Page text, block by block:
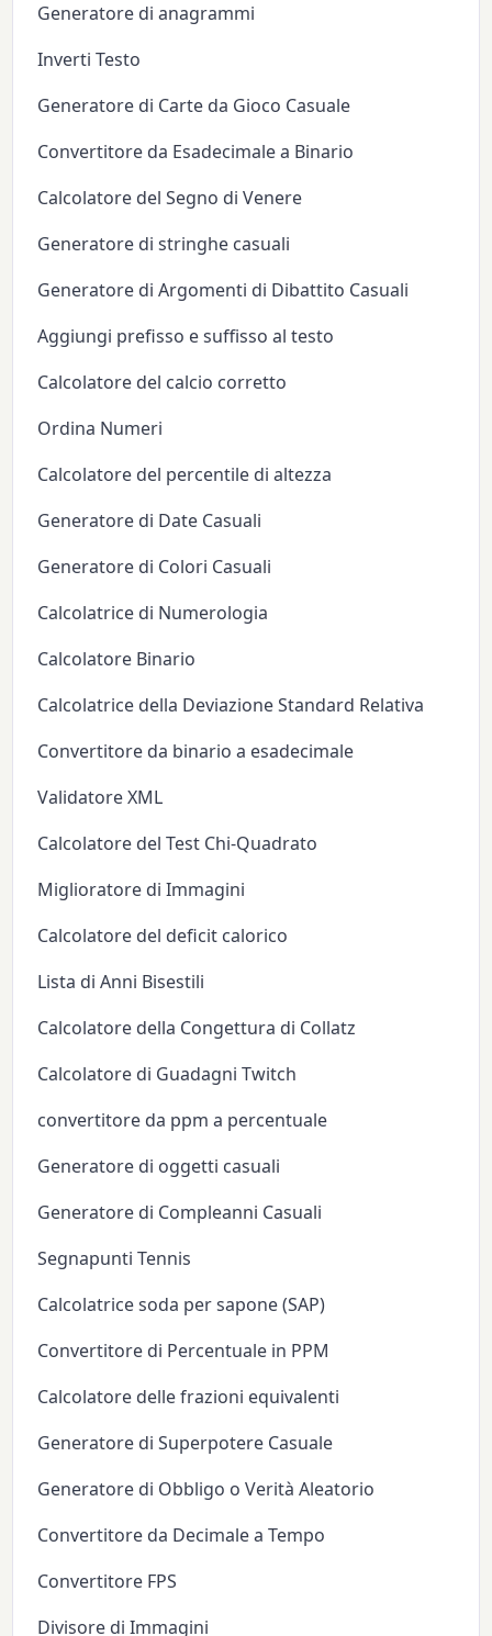
Generatore di anagrammi
Inverti Testo
Generatore di Carte da Gioco Casuale
Convertitore da Esadecimale a Binario
Calcolatore del Segno di Venere
Generatore di stringhe casuali
Generatore di Argomenti di Dibattito Casuali
Aggiungi prefisso e suffisso al testo
Calcolatore del calcio corretto
Ordina Numeri
Calcolatore del percentile di altezza
Generatore di Date Casuali
Generatore di Colori Casuali
Calcolatrice di Numerologia
Calcolatore Binario
Calcolatrice della Deviazione Standard Relativa
Convertitore da binario a esadecimale
Validatore XML
Calcolatore del Test Chi-Quadrato
Miglioratore di Immagini
Calcolatore del deficit calorico
Lista di Anni Bisestili
Calcolatore della Congettura di Collatz
Calcolatore di Guadagni Twitch
convertitore da ppm a percentuale
Generatore di oggetti casuali
Generatore di Compleanni Casuali
Segnapunti Tennis
Calcolatrice soda per sapone (SAP)
Convertitore di Percentuale in PPM
Calcolatore delle frazioni equivalenti
Generatore di Superpotere Casuale
Generatore di Obbligo o Verità Aleatorio
Convertitore da Decimale a Tempo
Convertitore FPS
Divisore di Immagini